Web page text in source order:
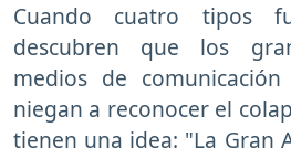
Cuando cuatro tipos
descubren que los
medios de
niegan a reconocer el
tienen una idea: "La Gran